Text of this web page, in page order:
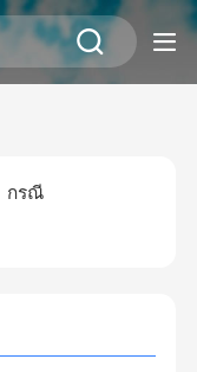
กรณี